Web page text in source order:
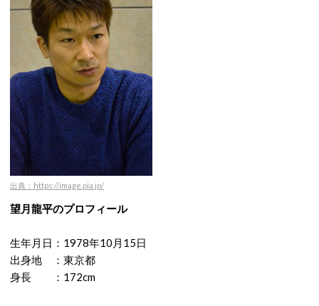
出典：https://image.pia.jp/
望月龍平のプロフィール
生年月日：1978年10月15日
出身地 ：東京都
身長 ：172cm